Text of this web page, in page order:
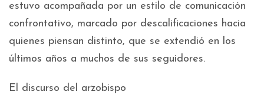
estuvo acompañada por un estilo de comunicación
confrontativo, marcado por descalificaciones hacia
quienes piensan distinto, que se extendió en los
últimos años a muchos de sus seguidores.
El discurso del arzobispo